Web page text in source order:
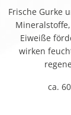
Frische Gurke
Eiweiße
wirken
ca.